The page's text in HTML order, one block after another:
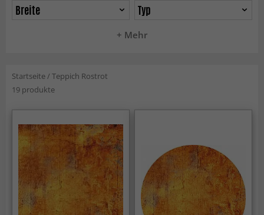
+ Mehr
Breite
Typ
Startseite/Teppich Rostrot
19 produkte